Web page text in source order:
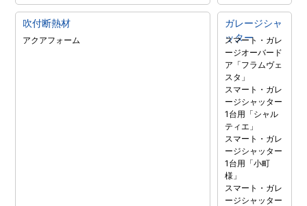
吹付断熱材
アクアフォーム
ガレージシャ
ッター
スマート・ガレ
ージオーバード
ア「フラムヴェ
スタ」
スマート・ガレ
ージシャッター
1台用「シャル
ティエ」
スマート・ガレ
ージシャッター
1台用「小町
様」
スマート・ガレ
ージシャッター